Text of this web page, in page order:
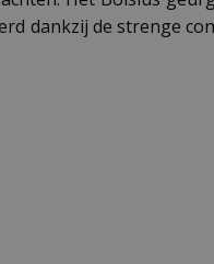
dankzij de strenge